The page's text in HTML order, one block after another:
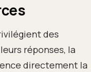
des
réponses, la
directement la